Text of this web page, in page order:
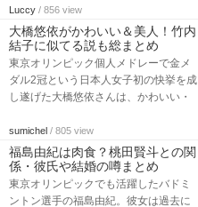
Luccy / 856 view
大橋悠依がかわいい＆美人！竹内
結子に似てる説も総まとめ
東京オリンピック個人メドレーで金メ
ダル2冠という日本人女子初の快挙を成
し遂げた大橋悠依さんは、かわいい・
sumichel / 805 view
福島由紀は肉食？桃田賢斗との関
係・彼氏や結婚の噂まとめ
東京オリンピックでも活躍したバドミ
ントン選手の福島由紀。彼女は過去に